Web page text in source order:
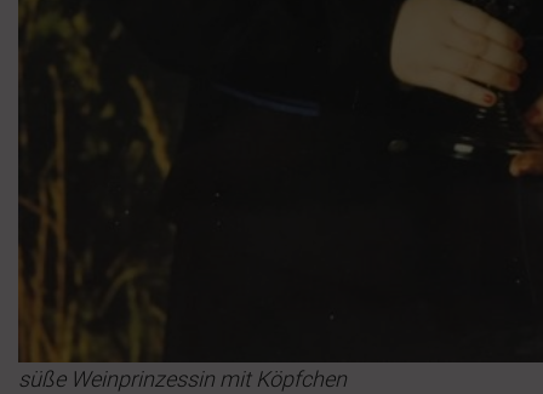
süße Weinprinzessin mit Köpfchen